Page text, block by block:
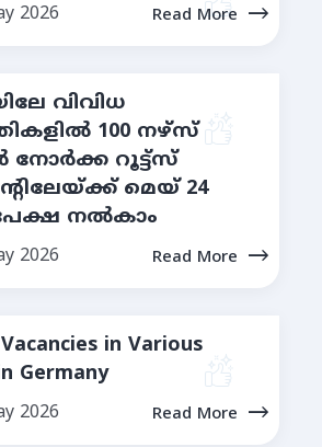
2026 Read More
വിവിധ
100 നഴ്സ്
നോർക്ക റൂട്ട്സ്
മെയ് 24
നല്‍കാം
2026 Read More
in Various
Germany
2026 Read More